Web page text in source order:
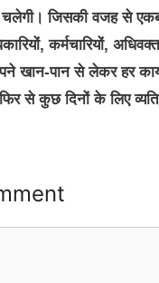
जिसकी वजह से
कर्मचारियों,
खान-पान से लेकर हर
से कुछ दिनों के लिए